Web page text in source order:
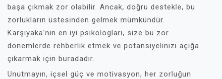
başa çıkmak zor olabilir. Ancak, doğru destekle, bu
zorlukların üstesinden gelmek mümkündür.
Karşıyaka'nın en iyi psikologları, size bu zor
dönemlerde rehberlik etmek ve potansiyelinizi açığa
çıkarmak için buradadır.
Unutmayın, içsel güç ve motivasyon, her zorluğun